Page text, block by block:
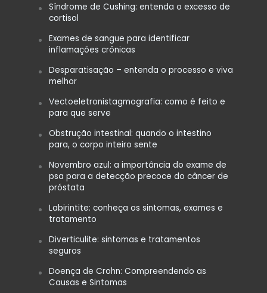
Síndrome de Cushing: entenda o excesso de
cortisol
Exames de sangue para identificar
inflamações crônicas
Desparatisação – entenda o processo e viva
melhor
Vectoeletronistagmografia: como é feito e
para que serve
Obstrução intestinal: quando o intestino
para, o corpo inteiro sente
Novembro azul: a importância do exame de
psa para a detecção precoce do câncer de
próstata
Labirintite: conheça os sintomas, exames e
tratamento
Diverticulite: sintomas e tratamentos
seguros
Doença de Crohn: Compreendendo as
Causas e Sintomas